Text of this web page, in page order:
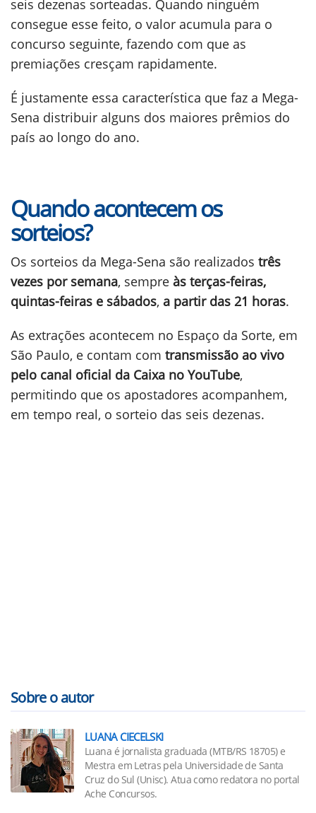
seis dezenas sorteadas. Quando ninguém
consegue esse feito, o valor acumula para o
concurso seguinte, fazendo com que as
premiações cresçam rapidamente.
É justamente essa característica que faz a Mega-
Sena distribuir alguns dos maiores prêmios do
país ao longo do ano.
Quando acontecem os
sorteios?
Os sorteios da Mega-Sena são realizados três
vezes por semana, sempre às terças-feiras,
quintas-feiras e sábados, a partir das 21 horas.
As extrações acontecem no Espaço da Sorte, em
São Paulo, e contam com transmissão ao vivo
pelo canal oficial da Caixa no YouTube,
permitindo que os apostadores acompanhem,
em tempo real, o sorteio das seis dezenas.
Sobre o autor
LUANA CIECELSKI
Luana é jornalista graduada (MTB/RS 18705) e
Mestra em Letras pela Universidade de Santa
Cruz do Sul (Unisc). Atua como redatora no portal
Ache Concursos.